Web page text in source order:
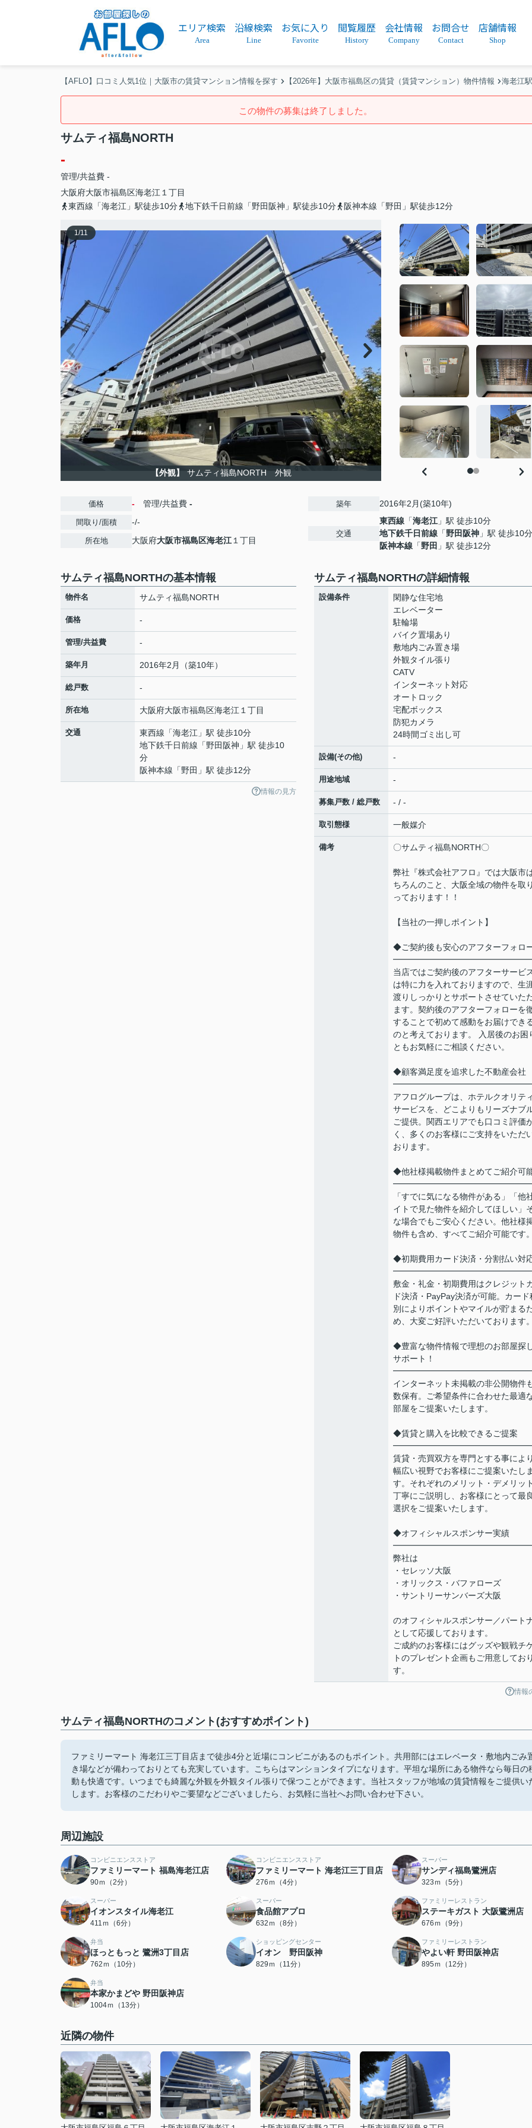
エリア検索
Area
沿線検索
Line
お気に入り
Favorite
閲覧履歴
History
会社情報
Company
お問合せ
Contact
店舗情報
Shop
【AFLO】口コミ人気1位｜大阪市の賃貸マンション情報を探す 【2026年】大阪市福島区の賃貸（賃貸マンション）物件情報 海老江駅
この物件の募集は終了しました。
サムティ福島NORTH
-
管理/共益費 -
大阪府大阪市福島区海老江 １丁目
東西線「海老江」駅徒歩10分
地下鉄千日前線「野田阪神」駅徒歩10分 阪神本線「野田」駅徒歩12分
1/11
【外観】 サムティ福島NORTH 外観
価格 - 管理/共益費 -
間取り/面積 -/-
所在地 大阪府大阪市福島区海老江 １丁目
築年 2016年2月(築10年)
交通
東西線 「海老江 」駅 徒歩10分
地下鉄千日前線 「野田阪神 」駅 徒歩10分
阪神本線 「野田 」駅 徒歩12分
サムティ福島NORTHの基本情報
物件名 サムティ福島NORTH
価格 -
管理/共益費 -
築年月 2016年2月（築10年）
総戸数 -
所在地 大阪府大阪市福島区海老江 １丁目
交通 東西線 「海老江 」駅 徒歩10分
地下鉄千日前線 「野田阪神 」駅 徒歩10
分
阪神本線 「野田 」駅 徒歩12分
情報の見方
サムティ福島NORTHの詳細情報
設備条件
閑静な住宅地
エレベーター
駐輪場
バイク置場あり
敷地内ごみ置き場
外観タイル張り
CATV
インターネット対応
オートロック
宅配ボックス
防犯カメラ
24時間ゴミ出し可
設備(その他) -
用途地域 -
募集戸数 / 総戸数 - / -
取引態様 一般媒介
備考 〇サムティ福島NORTH〇
弊社『株式会社アフロ』では大阪市
ちろんのこと、大阪全域の物件を取
っております！！
【当社の一押しポイント】
◆ご契約後も安心のアフターフォロ
当店ではご契約後のアフターサービ
は特に力を入れておりますので、生
渡りしっかりとサポートさせていた
ます。契約後のアフターフォローを
することで初めて感動をお届けでき
のと考えております。 入居後のお困
ともお気軽にご相談ください。
◆顧客満足度を追求した不動産会社
アフログループは、ホテルクオリテ
サービスを、どこよりもリーズナブ
ご提供。関西エリアでも口コミ評価
く、多くのお客様にご支持をいただ
おります。
◆他社様掲載物件まとめてご紹介可
「すでに気になる物件がある」「他
イトで見た物件を紹介してほしい」
な場合でもご安心ください。他社様
物件も含め、すべてご紹介可能です
◆初期費用カード決済・分割払い対
敷金・礼金・初期費用はクレジット
ド決済・PayPay決済が可能。カード
別によりポイントやマイルが貯まる
め、大変ご好評いただいております
◆豊富な物件情報で理想のお部屋探
サポート！
インターネット未掲載の非公開物件
数保有。ご希望条件に合わせた最適
部屋をご提案いたします。
◆賃貸と購入を比較できるご提案
賃貸・売買双方を専門とする事によ
幅広い視野でお客様にご提案いたし
す。それぞれのメリット・デメリッ
丁寧にご説明し、お客様にとって最
選択をご提案いたします。
◆オフィシャルスポンサー実績
弊社は
・セレッソ大阪
・オリックス・バファローズ
・サントリーサンバーズ大阪
のオフィシャルスポンサー／パート
として応援しております。
ご成約のお客様にはグッズや観戦チ
トのプレゼント企画もご用意してお
す。
情報
サムティ福島NORTHのコメント(おすすめポイント)
ファミリーマート 海老江三丁目店まで徒歩4分と近場にコンビニがあるのもポイント。共用部にはエレベータ・敷地内ごみ
き場などが備わっておりとても充実しています。こちらはマンションタイプになります。平坦な場所にある物件なら毎日の
動も快適です。いつまでも綺麗な外観を外観タイル張りで保つことができます。当社スタッフが地域の賃貸情報をご提供い
します。お客様のこだわりやご要望などございましたら、お気軽に当社へお問い合わせ下さい。
周辺施設
コンビニエンスストア
ファミリーマート 福島海老江店
90ｍ（2分）
コンビニエンスストア
ファミリーマート 海老江三丁目店
276ｍ（4分）
スーパー
サンディ福島鷺洲店
323ｍ（5分）
スーパー
イオンスタイル海老江
411ｍ（6分）
スーパー
食品館アプロ
632ｍ（8分）
ファミリーレストラン
ステーキガスト 大阪鷺洲店
676ｍ（9分）
弁当
ほっともっと 鷺洲3丁目店
762ｍ（10分）
ショッピングセンター
イオン 野田阪神
829ｍ（11分）
ファミリーレストラン
やよい軒 野田阪神店
895ｍ（12分）
弁当
本家かまどや 野田阪神店
1004ｍ（13分）
近隣の物件